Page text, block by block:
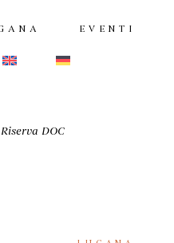
EVENTI
DOC